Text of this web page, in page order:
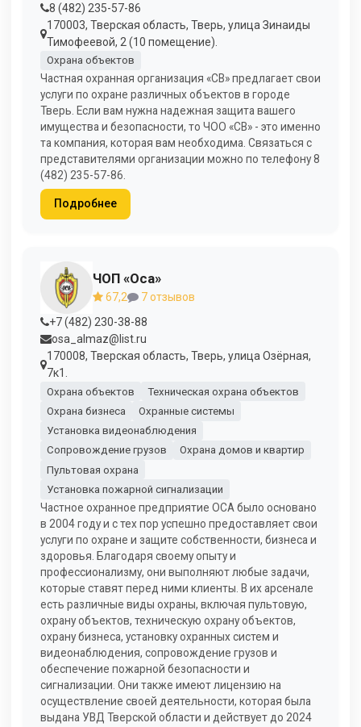
8 (482) 235-57-86
170003, Тверская область, Тверь, улица Зинаиды
Тимофеевой, 2 (10 помещение).
Охрана объектов
Частная охранная организация «СВ» предлагает свои
услуги по охране различных объектов в городе
Тверь. Если вам нужна надежная защита вашего
имущества и безопасности, то ЧОО «СВ» - это именно
та компания, которая вам необходима. Связаться с
представителями организации можно по телефону 8
(482) 235-57-86.
Подробнее
ЧОП «Оса»
67,2
7 отзывов
+7 (482) 230-38-88
osa_almaz@list.ru
170008, Тверская область, Тверь, улица Озёрная,
7к1.
Охрана объектов
Техническая охрана объектов
Охрана бизнеса
Охранные системы
Установка видеонаблюдения
Сопровождение грузов
Охрана домов и квартир
Пультовая охрана
Установка пожарной сигнализации
Частное охранное предприятие ОСА было основано
в 2004 году и с тех пор успешно предоставляет свои
услуги по охране и защите собственности, бизнеса и
здоровья. Благодаря своему опыту и
профессионализму, они выполняют любые задачи,
которые ставят перед ними клиенты. В их арсенале
есть различные виды охраны, включая пультовую,
охрану объектов, техническую охрану объектов,
охрану бизнеса, установку охранных систем и
видеонаблюдения, сопровождение грузов и
обеспечение пожарной безопасности и
сигнализации. Они также имеют лицензию на
осуществление своей деятельности, которая была
выдана УВД Тверской области и действует до 2024